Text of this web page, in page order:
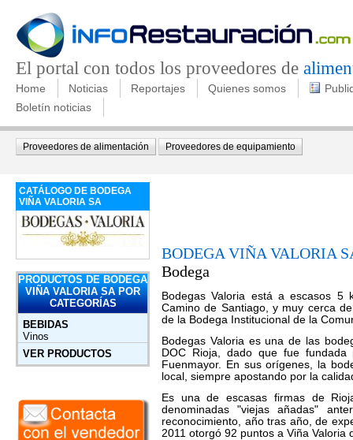
El portal con todos los proveedores de
Home Noticias Reportajes Quienes somos
Boletín noticias
Proveedores de alimentación Proveedores de equipamiento
CATÁLOGO DE BODEGA
VIÑA VALORIA SA
PRODUCTOS DE BODEGA
VIÑA VALORIA SA POR
CATEGORÍAS
BEBIDAS
Vinos
VER PRODUCTOS
BODEGA VIÑA VALORIA
Bodega
Bodegas Valoria está a escasos 5
Camino de Santiago, y muy cerca
de la Bodega Institucional de la
Bodegas Valoria es una de las
DOC Rioja, dado que fue
Fuenmayor. En sus orígenes, la
local, siempre apostando por la
Es una de escasas firmas de
denominadas "viejas añadas"
reconocimiento, año tras año, de
2011 otorgó 92 puntos a Viña Valoria